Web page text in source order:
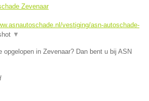
Zevenaar
vestiging/asn-autoschade-
▼
opgelopen in Zevenaar? Dan bent u bij ASN